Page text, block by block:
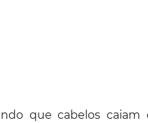
que cabelos caiam